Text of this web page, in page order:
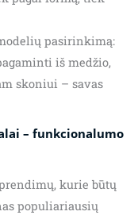
pasirinkimą:
iš medžio,
skoniui – savas
– funkcionalumo
kurie būtų
populiariausių